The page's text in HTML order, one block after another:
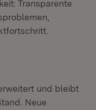
Transparente
und bleibt
Neue